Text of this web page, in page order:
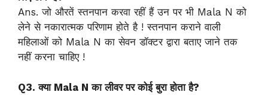
Ans. जो औरतें स्तनपान करवा रहीं हैं उन पर भी Mala N को
लेने से नकारात्मक परिणाम होते है ! स्तनपान कराने वाली
महिलाओं को Mala N का सेवन डॉक्टर द्वारा बताए जाने तक
नहीं करना चाहिए !
Q3. क्या Mala N का लीवर पर कोई बुरा होता है?